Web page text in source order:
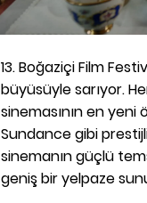
13. Boğaziçi Film
büyüsüyle sarıyor.
sinemasının en
Sundance gibi
sinemanın güçlü
geniş bir yelpaze